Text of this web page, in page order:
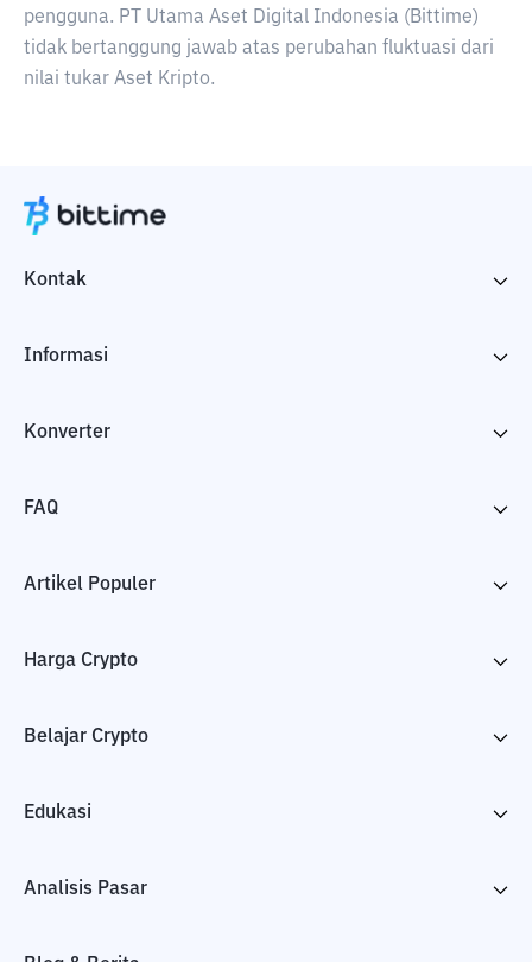
pengguna. PT Utama Aset Digital Indonesia (Bittime)
tidak bertanggung jawab atas perubahan fluktuasi dari
nilai tukar Aset Kripto.
Kontak
Informasi
Konverter
FAQ
Artikel Populer
Harga Crypto
Belajar Crypto
Edukasi
Analisis Pasar